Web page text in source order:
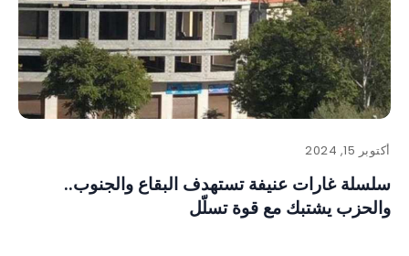
أكتوبر 15, 2024
سلسلة غارات عنيفة تستهدف البقاع والجنوب..
والحزب يشتبك مع قوة تسلّل